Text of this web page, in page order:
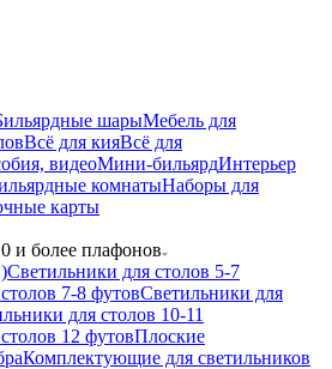
шарыМебель для
Всё для кияВсё для
видеоМини-бильярдИнтерьер
комнатыНаборы для
карты
и более плафонов
Светильники для столов 5-7
7-8 футовСветильники для
для столов 10-11
12 футовПлоские
Комплектующие для светильников